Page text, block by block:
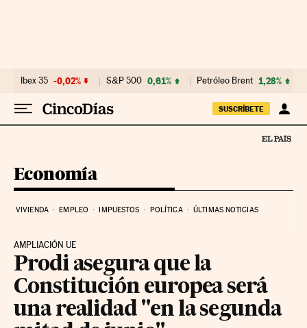
Ibex 35 -0,02% S&P 500 0,61% Petróleo Brent 1,28%
SUSCRÍBETE
Economía
VIVIENDA EMPLEO IMPUESTOS POLÍTICA ÚLTIMAS NOTICIAS
AMPLIACIÓN UE
Prodi asegura que la
Constitución europea será
una realidad "en la segunda